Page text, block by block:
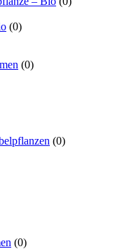
(0)
(0)
(0)
(0)